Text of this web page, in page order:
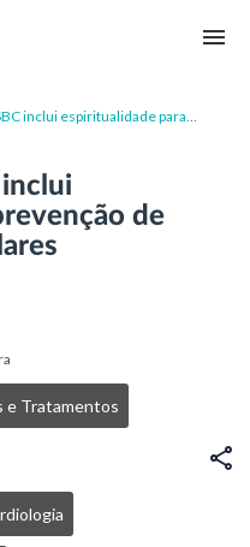
inclui espiritualidade para
de
e Tratamentos